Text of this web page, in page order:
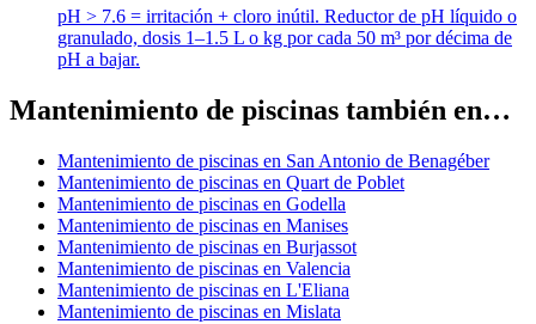
pH > 7.6 = irritación + cloro inútil. Reductor de pH líquido o
granulado, dosis 1–1.5 L o kg por cada 50 m³ por décima de
pH a bajar.
Mantenimiento de piscinas también en…
Mantenimiento de piscinas en San Antonio de Benagéber
Mantenimiento de piscinas en Quart de Poblet
Mantenimiento de piscinas en Godella
Mantenimiento de piscinas en Manises
Mantenimiento de piscinas en Burjassot
Mantenimiento de piscinas en Valencia
Mantenimiento de piscinas en L'Eliana
Mantenimiento de piscinas en Mislata